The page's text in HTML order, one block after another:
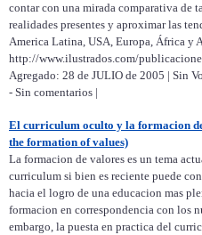
contar con una mirada comparativa de
realidades presentes y aproximar las
America Latina, USA, Europa, África y
http://www.ilustrados.com/
Agregado: 28 de JULIO de 2005 | Sin
- Sin comentarios |
El curriculum oculto y la formacion
the formation of values)
La formacion de valores es un tema
curriculum si bien es reciente puede
hacia el logro de una educacion mas
formacion en correspondencia con los
embargo, la puesta en practica del